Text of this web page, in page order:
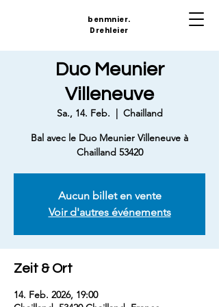
benmnier.
Drehleier
Duo Meunier
Villeneuve
Sa., 14. Feb.
  |
Chailland
Bal avec le Duo Meunier Villeneuve à
Chailland 53420
Aucun billet en vente
Voir d'autres événements
Zeit & Ort
14. Feb. 2026, 19:00